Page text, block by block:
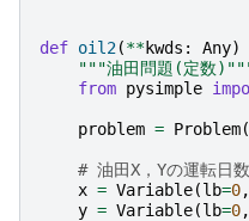
def oil2(**kwds : Any)
"""油田問題(定数
from pysimple
problem = Problem(
# 油田X，Yの運転日
x = Variable(lb=0,
y = Variable(lb=0,